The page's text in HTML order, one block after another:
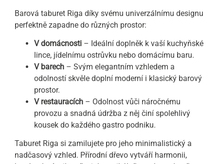
Barová taburet Riga díky svému univerzálnímu designu
perfektně zapadne do různých prostor:
V domácnosti – Ideální doplněk k vaší kuchyňské
lince, jídelnímu ostrůvku nebo domácímu baru.
V barech – Svým elegantním vzhledem a
odolností skvěle doplní moderní i klasický barový
prostor.
V restauracích – Odolnost vůči náročnému
provozu a snadná údržba z něj činí spolehlivý
kousek do každého gastro podniku.
Taburet Riga si zamilujete pro jeho minimalistický a
nadčasový vzhled. Přírodní dřevo vytváří harmonii,